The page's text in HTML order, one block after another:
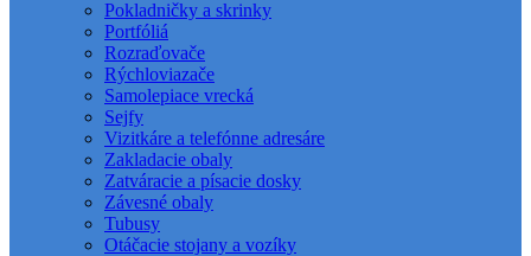
Pokladničky a skrinky
Portfóliá
Rozraďovače
Rýchloviazače
Samolepiace vrecká
Sejfy
Vizitkáre a telefónne adresáre
Zakladacie obaly
Zatváracie a písacie dosky
Závesné obaly
Tubusy
Otáčacie stojany a vozíky